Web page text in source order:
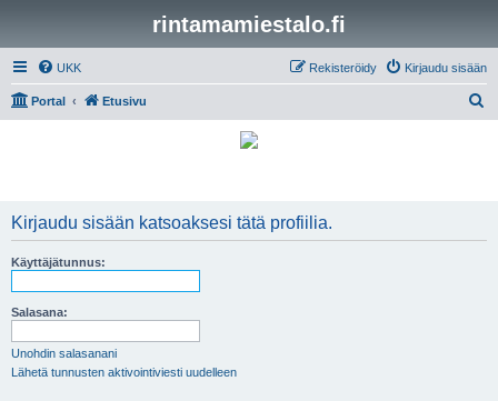
rintamamiestalo.fi
UKK Kirjaudu sisään
Rekisteröidy
Portal Etusivu
Kirjaudu sisään katsoaksesi tätä profiilia.
Käyttäjätunnus:
Salasana:
Unohdin salasanani
Lähetä tunnusten aktivointiviesti uudelleen